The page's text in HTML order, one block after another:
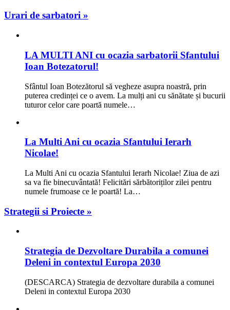
Urari de sarbatori »
LA MULTI ANI cu ocazia sarbatorii Sfantului
Ioan Botezatorul!
Sfântul Ioan Botezătorul să vegheze asupra noastră, prin
puterea credinței ce o avem. La mulți ani cu sănătate și bucurii
tuturor celor care poartă numele…
La Multi Ani cu ocazia Sfantului Ierarh
Nicolae!
La Multi Ani cu ocazia Sfantului Ierarh Nicolae! Ziua de azi
sa va fie binecuvântată! Felicitări sărbătoriților zilei pentru
numele frumoase ce le poartă! La…
Strategii si Proiecte »
Strategia de Dezvoltare Durabila a comunei
Deleni in contextul Europa 2030
(DESCARCA) Strategia de dezvoltare durabila a comunei
Deleni in contextul Europa 2030